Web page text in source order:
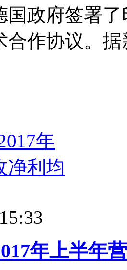
国政府签署
合作协议。
年上半年